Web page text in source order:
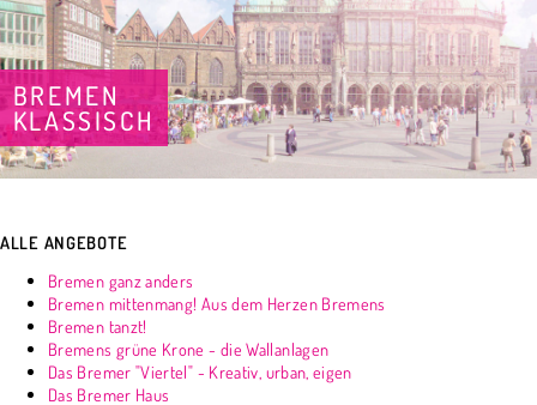
BREMEN
KLASSISCH
ALLE ANGEBOTE
Bremen ganz anders
Bremen mittenmang! Aus dem Herzen Bremens
Bremen tanzt!
Bremens grüne Krone - die Wallanlagen
Das Bremer "Viertel" - Kreativ, urban, eigen
Das Bremer Haus